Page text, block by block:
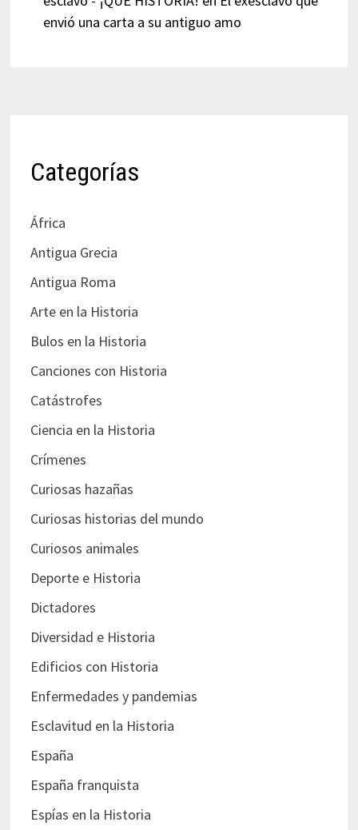
envió una carta a su antiguo amo
Categorías
África
Antigua Grecia
Antigua Roma
Arte en la Historia
Bulos en la Historia
Canciones con Historia
Catástrofes
Ciencia en la Historia
Crímenes
Curiosas hazañas
Curiosas historias del mundo
Curiosos animales
Deporte e Historia
Dictadores
Diversidad e Historia
Edificios con Historia
Enfermedades y pandemias
Esclavitud en la Historia
España
España franquista
Espías en la Historia